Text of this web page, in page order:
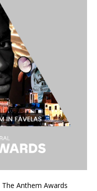
The Anthem Awards